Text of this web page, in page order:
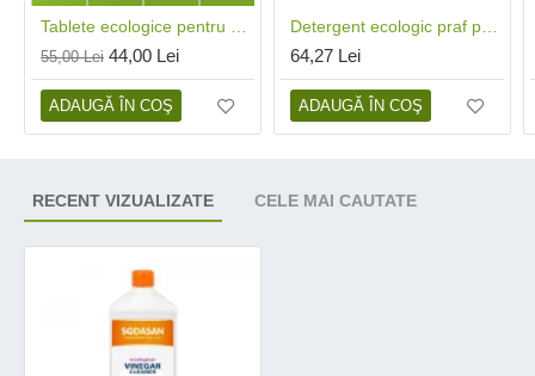
55,00 Lei 44,00 Lei
ADAUGĂ ÎN COŞ
64,27 Lei
ADAUGĂ ÎN COŞ
RECENT VIZUALIZATE CELE MAI CAUTATE